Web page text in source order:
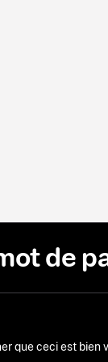
de
que ceci est